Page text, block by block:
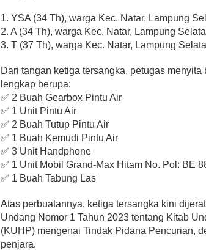
1. YSA (34 Th), warga Kec. Natar, Lampung
2. A (34 Th), warga Kec. Natar, Lampung
3. T (37 Th), warga Kec. Natar, Lampung
Dari tangan ketiga tersangka, petugas
lengkap berupa:
✅ 2 Buah Gearbox Pintu Air
✅ 1 Unit Pintu Air
✅ 2 Buah Tutup Pintu Air
✅ 1 Buah Kemudi Pintu Air
✅ 3 Unit Handphone
✅ 1 Unit Mobil Grand-Max Hitam No. Pol: BE
✅ 1 Buah Tabung Las
Atas perbuatannya, ketiga tersangka kini
Undang Nomor 1 Tahun 2023 tentang Kitab
(KUHP) mengenai Tindak Pidana Pencurian,
penjara.